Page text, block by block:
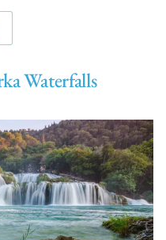
Waterfalls